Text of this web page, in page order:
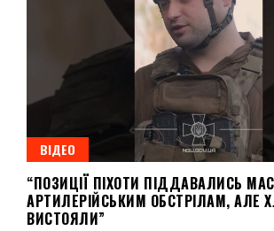
ВІДЕО
“ПОЗИЦІЇ ПІХОТИ ПІДДАВАЛИСЬ
АРТИЛЕРІЙСЬКИМ ОБСТРІЛАМ, АЛЕ
ВИСТОЯЛИ”